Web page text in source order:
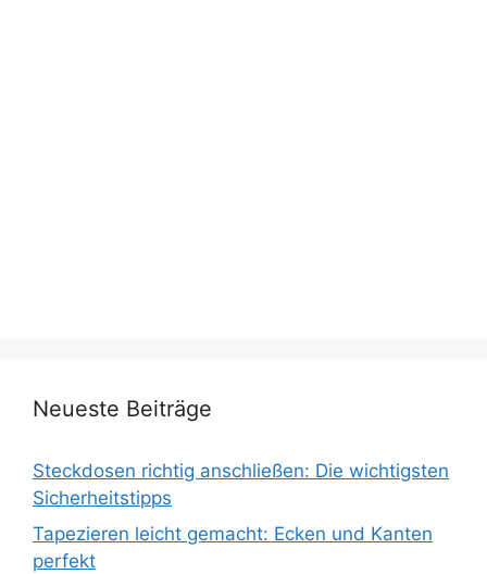
Neueste Beiträge
Steckdosen richtig anschließen: Die wichtigsten
Sicherheitstipps
Tapezieren leicht gemacht: Ecken und Kanten
perfekt